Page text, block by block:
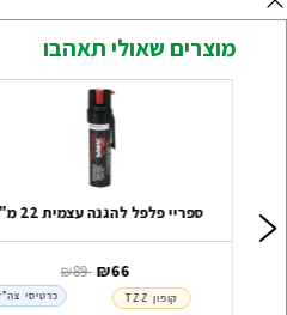
מוצרים שאולי תאהבו
ספריי פלפל להגנה עצמית 22 מ"ל
‏ ₪
89 66
כרטיסי קופון TZZ